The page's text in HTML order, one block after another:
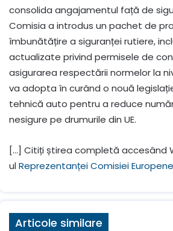
consolida angajamentul față de
Comisia a introdus un pachet de
îmbunătățire a siguranței rutiere,
actualizate privind permisele de
asigurarea respectării normelor la
va adopta în curând o nouă
tehnică auto pentru a reduce
nesigure pe drumurile din UE.
[…] Citiți știrea completă accesând
ulReprezentanței Comisiei
Articole similare